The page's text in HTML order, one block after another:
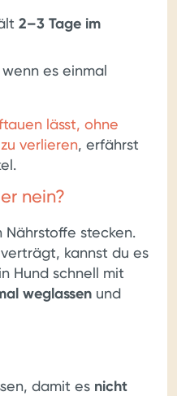
2–3 Tage im
wenn es einmal
lässt, ohne
verlieren, erfährst
nein?
Nährstoffe stecken.
kannst du es
Hund schnell mit
weglassen und
damit es nicht